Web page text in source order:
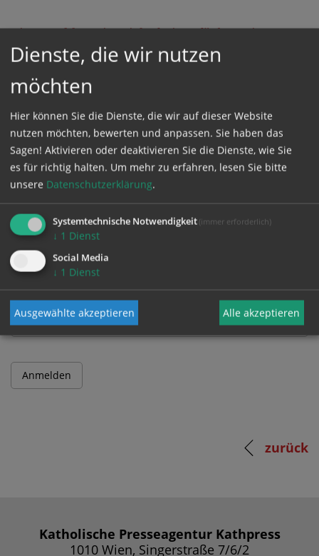
Diese Meldung ist nicht frei verfügbar. Bitte
loggen Sie sich ein, oder bestellen Sie das
Produkt
GESCHÜTZTER BEREICH
Bitte melden Sie sich mit Ihrem Benutzernamen
und Passwort an.
Benutzername
Passwort
zurück
Katholische Presseagentur Kathpress
1010 Wien, Singerstraße 7/6/2
Dienste, die wir nutzen
möchten
Hier können Sie die Dienste, die wir auf dieser Website
nutzen möchten, bewerten und anpassen. Sie haben das
Sagen! Aktivieren oder deaktivieren Sie die Dienste, wie Sie
es für richtig halten. Um mehr zu erfahren, lesen Sie bitte
unsere Datenschutzerklärung.
Systemtechnische Notwendigkeit (immer erforderlich)
↓ 1 Dienst
Social Media
↓ 1 Dienst
Ausgewählte akzeptieren Alle akzeptieren